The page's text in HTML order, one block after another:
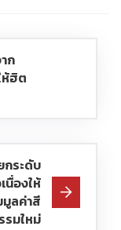
ก
ห้ฮิต
ระดับ
องให้
มูลค่าสี
มใหม่